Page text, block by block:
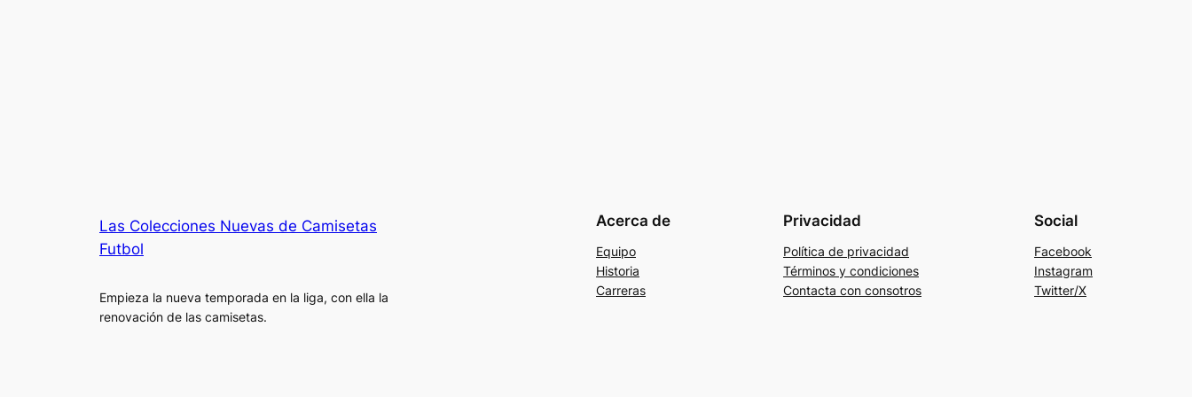
Las Colecciones Nuevas de Camisetas
Futbol
Empieza la nueva temporada en la liga, con ella la
renovación de las camisetas.
Acerca de
Equipo
Historia
Carreras
Privacidad
Política de privacidad
Términos y condiciones
Contacta con consotros
Social
Facebook
Instagram
Twitter/X